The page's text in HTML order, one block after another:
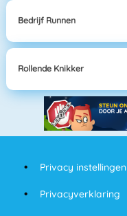
Bedrijf Runnen
Rollende Knikker
Privacy instellingen
Privacyverklaring